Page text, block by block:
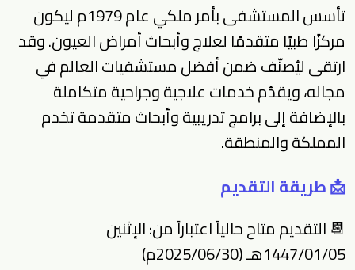
تأسس المستشفى بأمر ملكي عام 1979م ليكون
مركزًا طبيًا متقدمًا لعلاج وأبحاث أمراض العيون. وقد
ارتقى ليُصنّف ضمن أفضل مستشفيات العالم في
مجاله، ويقدّم خدمات علاجية وجراحية متكاملة
بالإضافة إلى برامج تدريبية وأبحاث متقدمة تخدم
المملكة والمنطقة.
📩 طريقة التقديم
📆 التقديم متاح حالياً اعتباراً من: الإثنين
1447/01/05هـ (2025/06/30م)